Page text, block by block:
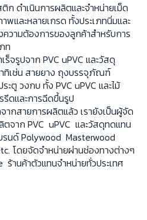
ดำเนินการผลิตและจำหน่ายเม็ด
และหลายเกรด ทั้งประเภทนิ่มและ
วามต้องการของลูกค้าสำหรับการ
ท
จรูปจาก PVC uPVC และวัสดุ
าทิเช่น สายยาง ถุงบรรจุภัณฑ์
ตู วงกบ ทั้ง PVC uPVC และไม้
รีดและการฉีดขึ้นรูป
กสายการผลิตแล้ว เรายังเป็นผู้จัด
ตจาก PVC uPVC และวัสดุทดแทน
รนด์ Polywood Masterwood
โดยจัดจำหน่ายผ่านช่องทางต่างๆ
ร้านค้าตัวแทนจำหน่ายทั่วประเทศ